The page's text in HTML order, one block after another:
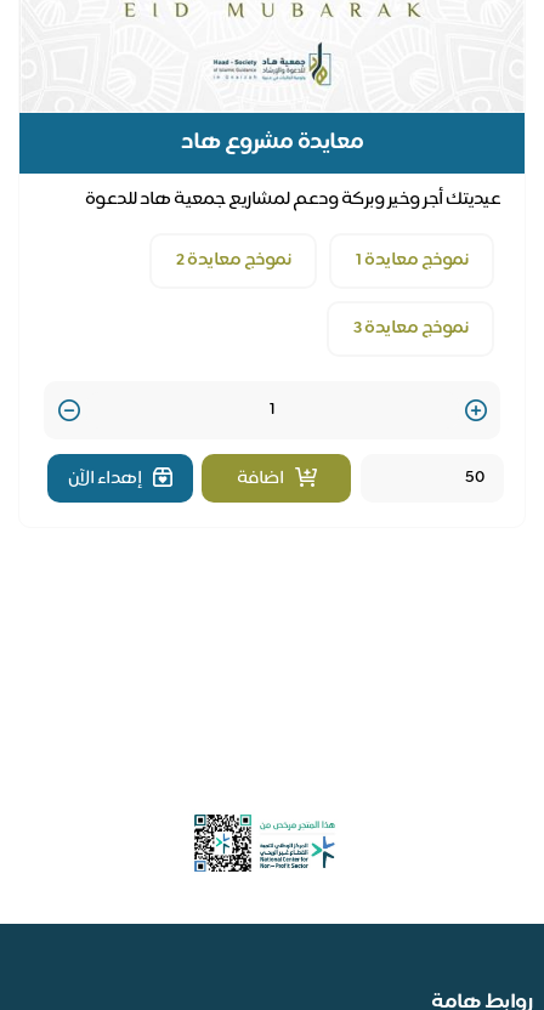
معايدة مشروع هاد
عيديتك أجر وخير وبركة ودعم لمشاريع جمعية هاد للدعوة
نموذج معايدة 1
نموذج معايدة 2
نموذج معايدة 3
Quantity
اضافة
إهداء الآن